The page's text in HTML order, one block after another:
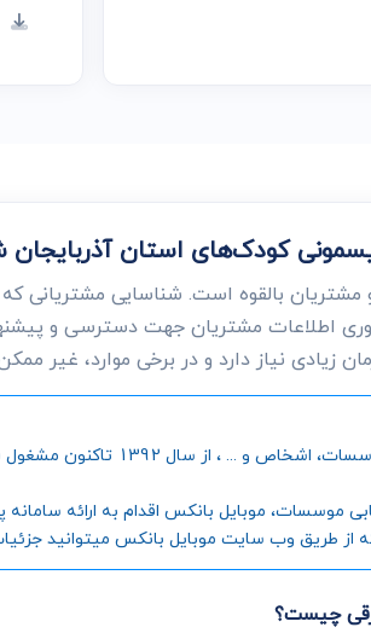
کودک‌های استان
بالقوه است. شناسایی مشتریانی که
اطلاعات مشتریان جهت دسترسی و
زیادی نیاز دارد و در برخی موارد، غیر
موبایل بانکس، به عنوان اولین و بزرگترین
موبایل بانکس اقدام به ارائه سامانه‌
طریق وب سایت موبایل بانکس میتوانید جزئیات
چیست؟